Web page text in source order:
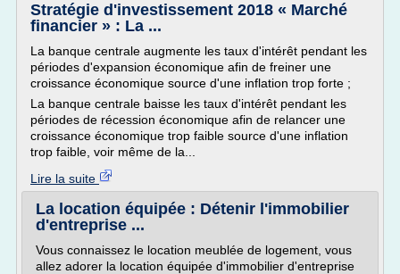
Stratégie d'investissement 2018 « Marché
financier » : La ...
La banque centrale augmente les taux d'intérêt pendant les
périodes d'expansion économique afin de freiner une
croissance économique source d'une inflation trop forte ;
La banque centrale baisse les taux d'intérêt pendant les
périodes de récession économique afin de relancer une
croissance économique trop faible source d'une inflation
trop faible, voir même de la...
Lire la suite
La location équipée : Détenir l'immobilier
d'entreprise ...
Vous connaissez le location meublée de logement, vous
allez adorer la location équipée d'immobilier d'entreprise